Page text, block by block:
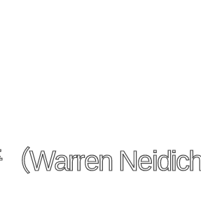
Warren